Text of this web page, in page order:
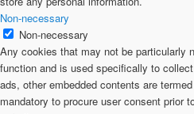
Non-necessary
Non-necessary
Any cookies that may not be particularly
function and is used specifically to
ads, other embedded contents are
mandatory to procure user consent prior